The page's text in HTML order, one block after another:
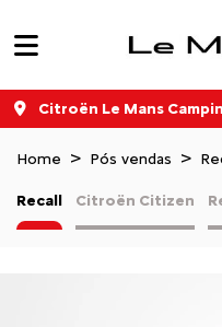
Citroën Le Mans
Home Pós vendas
Citroën Citizen
Recall